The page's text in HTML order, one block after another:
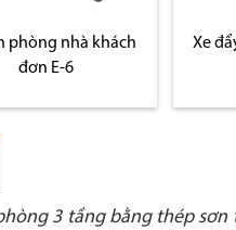
dọn phòng 3 tầng
bằng thép
Xe
3 tầng bằng thép